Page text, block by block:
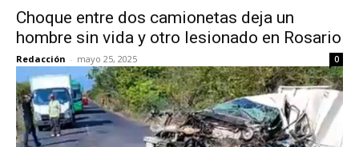
Choque entre dos camionetas deja un
hombre sin vida y otro lesionado en Rosario
Redacción - mayo 25, 2025 0